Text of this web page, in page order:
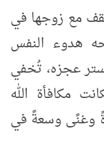
مع زوجها في
هدوء النفس
عجزه، تُخفي
مكافأة الله
وغنًى وسعةً في